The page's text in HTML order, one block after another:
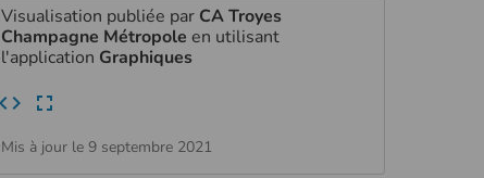
Visualisation publiée par CA Troyes
Champagne Métropole en utilisant
l'application Graphiques
Mis à jour le 9 septembre 2021